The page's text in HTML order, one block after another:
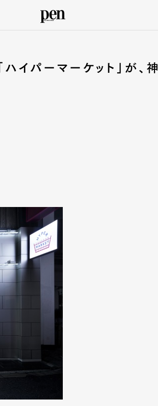
イパーマーケット」が、神